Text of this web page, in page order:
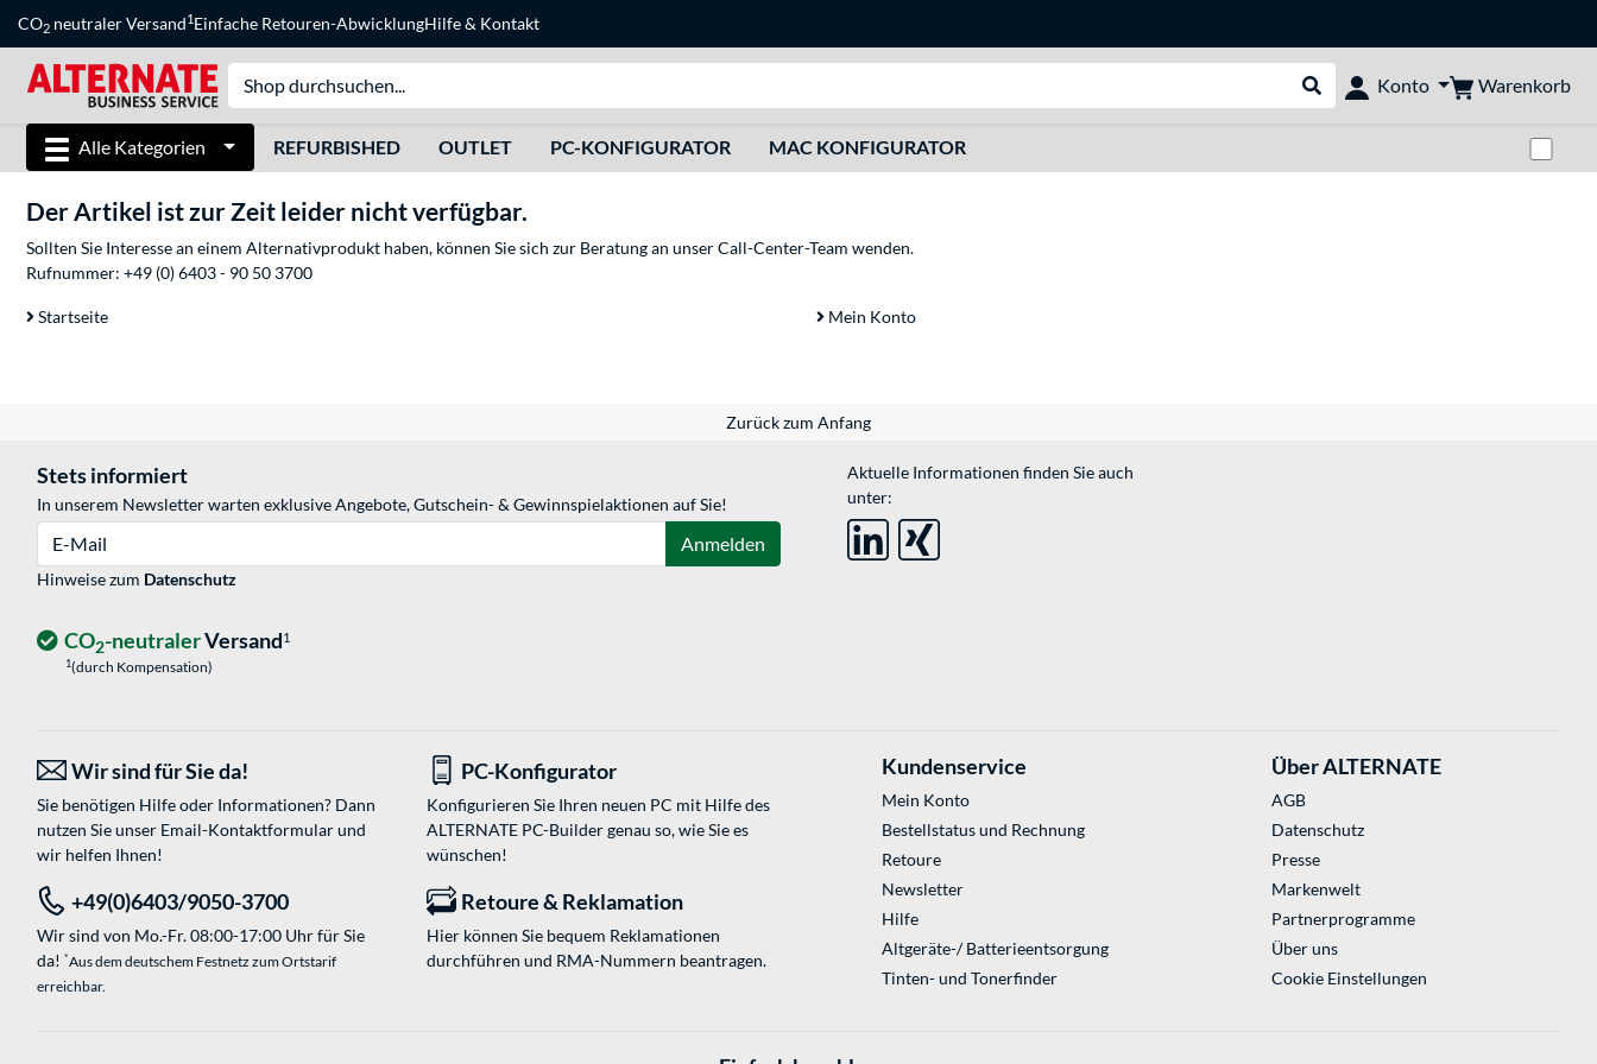
CO2 neutraler Versand1Einfache Retouren-AbwicklungHilfe& Kontakt
Suche durchführen
Konto Warenkorb
Alle Kategorien REFURBISHED OUTLET PC-KONFIGURATOR MAC KONFIGURATOR
Der Artikel ist zur Zeit leider nicht verfügbar.
Sollten Sie Interesse an einem Alternativprodukt haben, können Sie sich zur Beratung an unser Call-Center-Team wenden.
Rufnummer: +49 (0) 6403 - 90 50 3700
Startseite Mein Konto
Zurück zum Anfang
Stets informiert
In unserem Newsletter warten exklusive Angebote, Gutschein- & Gewinnspielaktionen auf Sie!
Anmelden
Hinweise zum Datenschutz
Aktuelle Informationen finden Sie auch
unter:
CO2-neutralerVersand1
1(durch Kompensation)
Wir sind für Sie da!
Sie benötigen Hilfe oder Informationen? Dann
nutzen Sie unser Email-Kontaktformularund
wir helfen Ihnen!
PC-Konfigurator
Konfigurieren Sie Ihren neuen PC mit Hilfe des
ALTERNATE PC-Builder genau so, wie Sie es
wünschen!
+49(0)6403/9050-3700
Wir sind von Mo.-Fr. 08:00-17:00 Uhr für Sie
da! *Aus dem deutschem Festnetz zum Ortstarif
erreichbar.
Retoure & Reklamation
Hier können Sie bequem Reklamationen
durchführen und RMA-Nummern beantragen.
Kundenservice
Mein Konto
Bestellstatus und Rechnung
Retoure
Newsletter
Hilfe
Altgeräte-/ Batterieentsorgung
Tinten- und Tonerfinder
Über ALTERNATE
AGB
Datenschutz
Presse
Markenwelt
Partnerprogramme
Über uns
Cookie Einstellungen